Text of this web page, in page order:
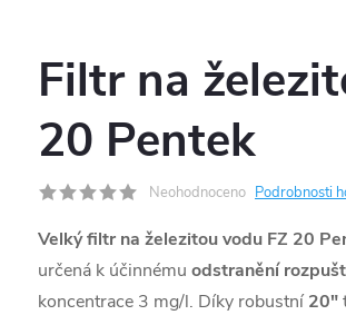
Filtr na
20 Pentek
Neohodnoceno Podrobnosti
Velký filtr na železitou vodu FZ 20
určená k účinnému odstranění
koncentrace 3 mg/l. Díky robustní 20"